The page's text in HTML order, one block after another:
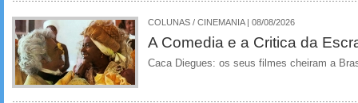
COLUNAS / CINEMANIA | 08/08/2026
A Comedia e a Critica da
Caca Diegues: os seus filmes cheiram a